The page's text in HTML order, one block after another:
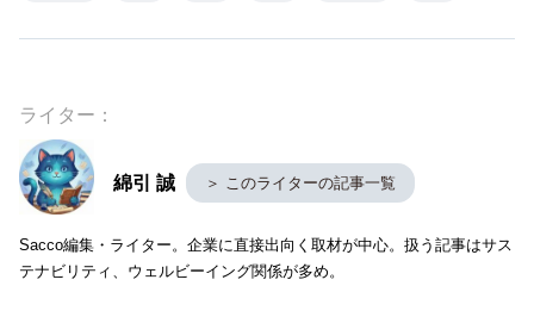
ライター：
綿引 誠 ＞ このライターの記事一覧
Sacco編集・ライター。企業に直接出向く取材が中心。扱う記事はサス
テナビリティ、ウェルビーイング関係が多め。